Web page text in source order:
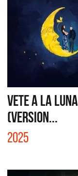
VETE A LA LUNA
(VERSION...
2025